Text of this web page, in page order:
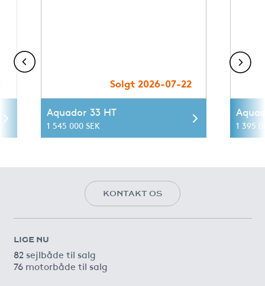
Solgt 2026-07-22
Aquador 33 HT
1 545 000 SEK 1 395
KONTAKT OS
LIGE NU
82 sejlbåde til salg
76 motorbåde til salg